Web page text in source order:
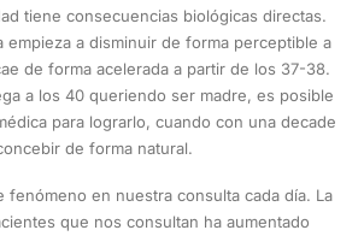
tiene consecuencias biológicas directas.
empieza a disminuir de forma perceptible a
de forma acelerada a partir de los 37-38.
a los 40 queriendo ser madre, es posible
para lograrlo, cuando con una decade
de forma natural.
fenómeno en nuestra consulta cada día. La
que nos consultan ha aumentado